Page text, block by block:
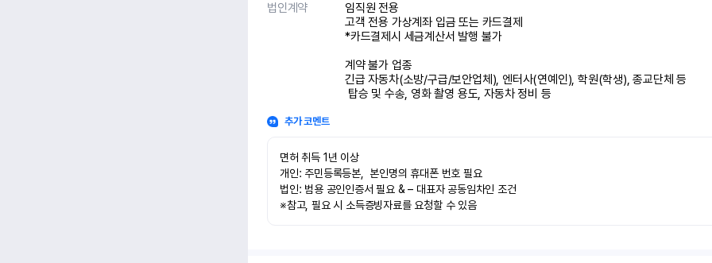
법인계약
임직원 전용
고객 전용 가상계좌 입금 또는 카드결제
*카드결제시 세금계산서 발행 불가
계약 불가 업종
긴급 자동차(소방/구급/보안업체), 엔터사(연예인), 학원(학생), 종교단체 등
탑승 및 수송, 영화 촬영 용도, 자동차 정비 등
추가 코멘트
면허 취득 1년 이상
개인: 주민등록등본,  본인명의 휴대폰 번호 필요
법인: 범용 공인인증서 필요 & – 대표자 공동임차인 조건
※참고, 필요 시 소득증빙자료를 요청할 수 있음